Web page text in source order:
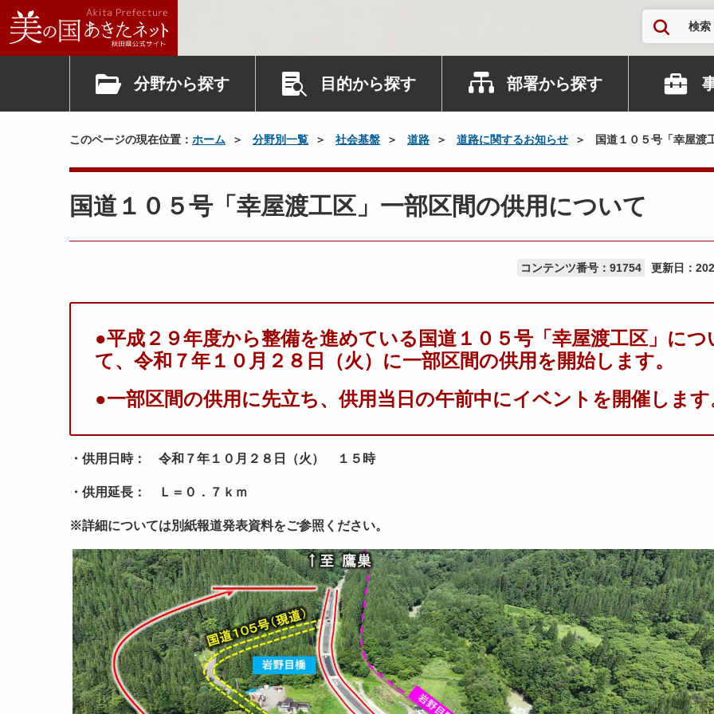
検索
分野から探す 目的から探す 部署から探す
このページの現在位置： ホーム 分野別一覧 社会基盤 道路 道路に関するお知らせ 国道１０５号「幸屋渡
国道１０５号「幸屋渡工区」一部区間の供用について
コンテンツ番号：91754 更新日：
●平成２９年度から整備を進めている国道１０５号「幸屋渡工区」につ
て、令和７年１０月２８日（火）に一部区間の供用を開始します。
●一部区間の供用に先立ち、供用当日の午前中にイベントを開催します
・供用日時： 令和７年１０月２８日（火） １５時
・供用延長： Ｌ＝０．７ｋｍ
※詳細については別紙報道発表資料をご参照ください。